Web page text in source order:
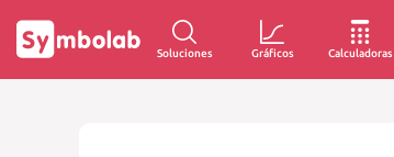
Soluciones Gráficos Calculadoras